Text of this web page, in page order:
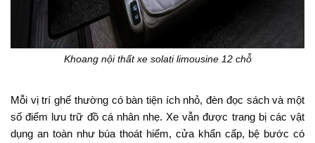
Khoang nội thất xe solati limousine 12 chỗ
Mỗi vị trí ghế thường có bàn tiện ích nhỏ, đèn đọc sách và một
số điểm lưu trữ đồ cá nhân nhẹ. Xe vẫn được trang bị các vật
dụng an toàn như búa thoát hiểm, cửa khẩn cấp, bệ bước có